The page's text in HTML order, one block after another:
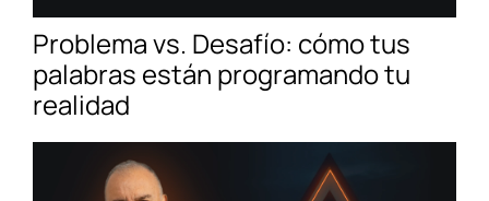
Problema vs. Desafío: cómo tus
palabras están programando tu
realidad